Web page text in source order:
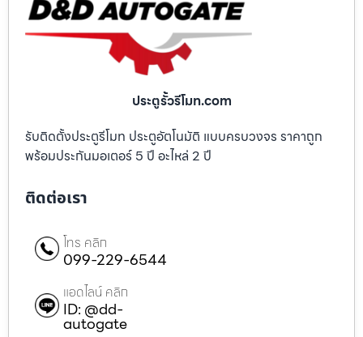
ประตูรั้วรีโมท.com
รับติดตั้งประตูรีโมท ประตูอัตโนมัติ แบบครบวงจร ราคาถูก
พร้อมประกันมอเตอร์ 5 ปี อะไหล่ 2 ปี
ติดต่อเรา
โทร คลิก
099-229-6544
แอดไลน์ คลิก
ID: @dd-
autogate